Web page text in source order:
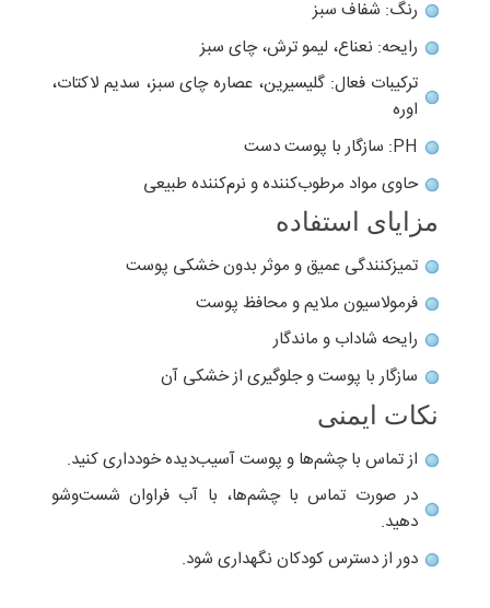
رنگ: شفاف سبز
رایحه: نعناع، لیمو ترش، چای سبز
ترکیبات فعال: گلیسیرین، عصاره چای سبز، سدیم لاکتات،
اوره
PH: سازگار با پوست دست
حاوی مواد مرطوب‌کننده و نرم‌کننده طبیعی
مزایای استفاده
تمیزکنندگی عمیق و موثر بدون خشکی پوست
فرمولاسیون ملایم و محافظ پوست
رایحه شاداب و ماندگار
سازگار با پوست و جلوگیری از خشکی آن
نکات ایمنی
از تماس با چشم‌ها و پوست آسیب‌دیده خودداری کنید.
در صورت تماس با چشم‌ها، با آب فراوان شست‌وشو
دهید.
دور از دسترس کودکان نگهداری شود.